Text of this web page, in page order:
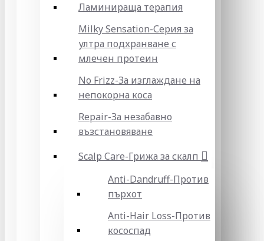
Ламинираща терапия
Milky Sensation-Серия за
ултра подхранване с
млечен протеин
No Frizz-За изглаждане на
непокорна коса
Repair-За незабавно
възстановяване
Scalp Care-Грижа за скалп
Anti-Dandruff-Против
пърхот
Anti-Hair Loss-Против
кососпад